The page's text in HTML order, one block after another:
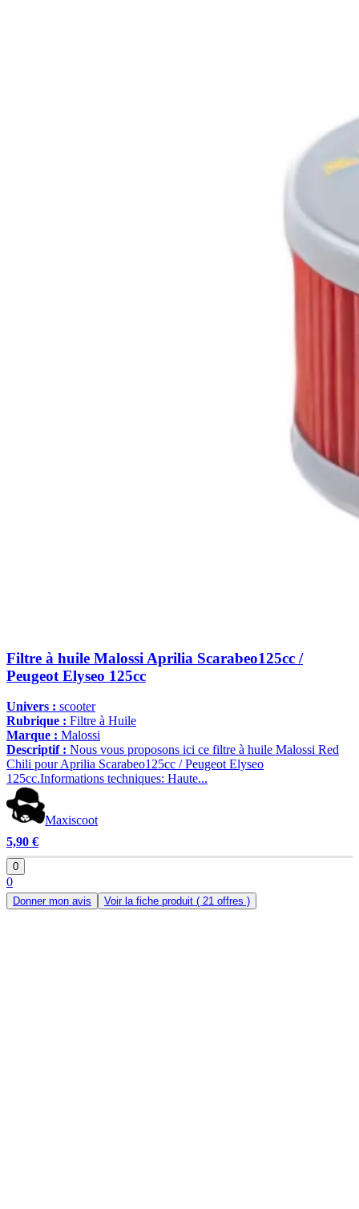
Filtre à huile Malossi Aprilia Scarabeo125cc /
Peugeot Elyseo 125cc
Univers : scooter
Rubrique : Filtre à Huile
Marque : Malossi
Descriptif : Nous vous proposons ici ce filtre à huile Malossi Red
Chili pour Aprilia Scarabeo125cc / Peugeot Elyseo
125cc.Informations techniques: Haute...
Maxiscoot
5,90 €
0
0
Donner mon avis Voir la fiche produit ( 21 offres )